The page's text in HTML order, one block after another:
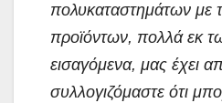
πολυκαταστημάτων με
προϊόντων, πολλά εκ
εισαγόμενα, μας έχει
συλλογιζόμαστε ότι